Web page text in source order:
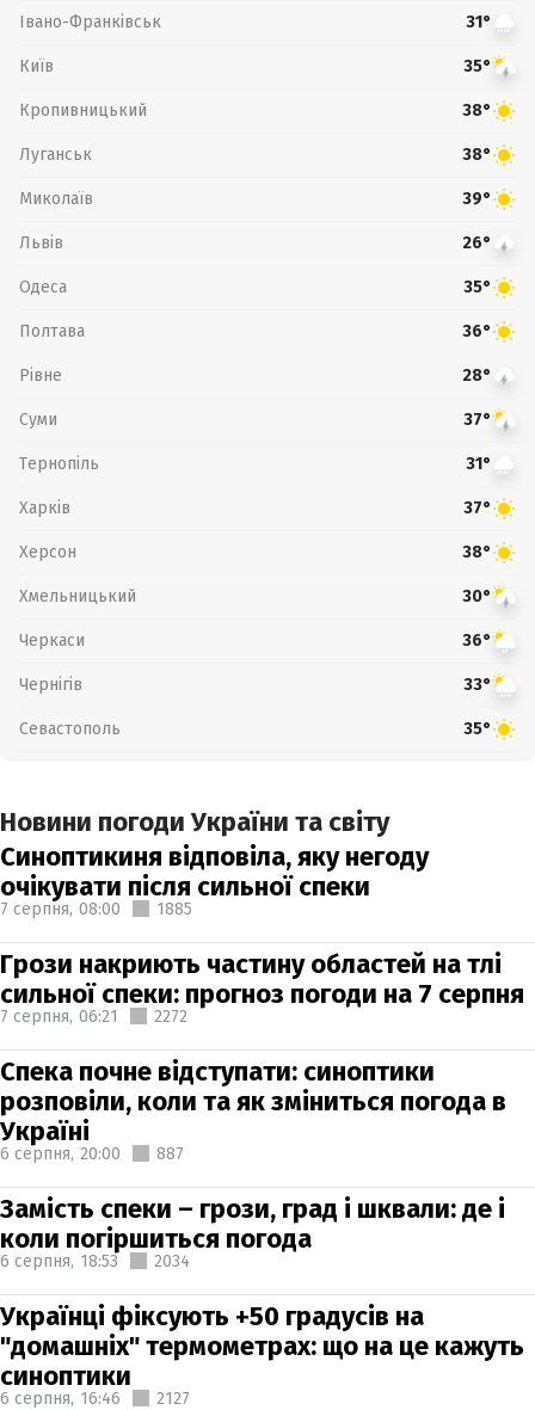
Івано-Франківськ 31°
Київ 35°
Кропивницький 38°
Луганськ 38°
Миколаїв 39°
Львів 26°
Одеса 35°
Полтава 36°
Рівне 28°
Суми 37°
Тернопіль 31°
Харків 37°
Херсон 38°
Хмельницький 30°
Черкаси 36°
Чернігів 33°
Севастополь 35°
Новини погоди України та світу
Синоптикиня відповіла, яку негоду
очікувати після сильної спеки
7 серпня, 08:00 1885
Грози накриють частину областей на тлі
сильної спеки: прогноз погоди на 7 серпня
7 серпня, 06:21 2272
Спека почне відступати: синоптики
розповіли, коли та як зміниться погода в
Україні
6 серпня, 20:00 887
Замість спеки – грози, град і шквали: де і
коли погіршиться погода
6 серпня, 18:53 2034
Українці фіксують +50 градусів на
"домашніх" термометрах: що на це кажуть
синоптики
6 серпня, 16:46 2127